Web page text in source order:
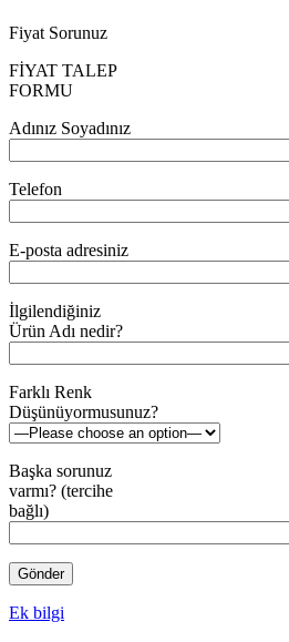
Fiyat Sorunuz
FİYAT TALEP
FORMU
Adınız Soyadınız
Telefon
E-posta adresiniz
İlgilendiğiniz
Ürün Adı nedir?
Farklı Renk
Düşünüyormusunuz?
Başka sorunuz
varmı? (tercihe
bağlı)
Ek bilgi